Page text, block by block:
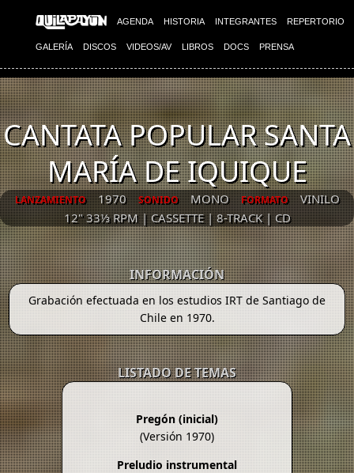
AGENDA HISTORIA INTEGRANTES REPERTORIO
GALERÍA DISCOS VIDEOS/AV LIBROS DOCS PRENSA
CANTATA POPULAR SANTA
MARÍA DE IQUIQUE
LANZAMIENTO 1970 SONIDO MONO FORMATO
VINILO
12" 33⅓ RPM | CASSETTE | 8-TRACK | CD
INFORMACIÓN
Grabación efectuada en los estudios IRT de Santiago de
Chile en 1970.
LISTADO DE TEMAS
Pregón (inicial)
(Versión 1970)
Preludio instrumental